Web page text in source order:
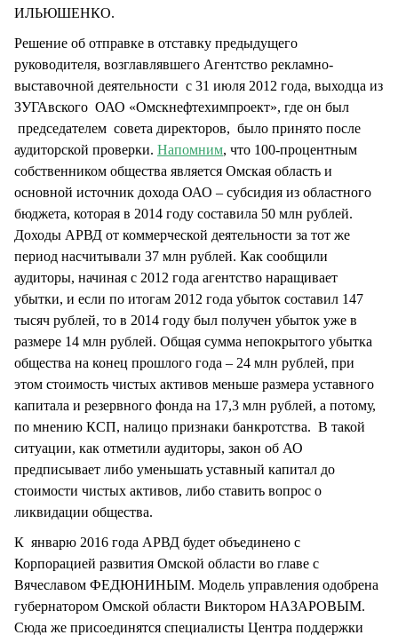
ИЛЬЮШЕНКО.
Решение об отправке в отставку предыдущего
руководителя, возглавлявшего Агентство рекламно-
выставочной деятельности с 31 июля 2012 года, выходца из
ЗУГАвского ОАО «Омскнефтехимпроект», где он был
председателем совета директоров, было принято после
аудиторской проверки. Напомним, что 100-процентным
собственником общества является Омская область и
основной источник дохода ОАО – субсидия из областного
бюджета, которая в 2014 году составила 50 млн рублей.
Доходы АРВД от коммерческой деятельности за тот же
период насчитывали 37 млн рублей. Как сообщили
аудиторы, начиная с 2012 года агентство наращивает
убытки, и если по итогам 2012 года убыток составил 147
тысяч рублей, то в 2014 году был получен убыток уже в
размере 14 млн рублей. Общая сумма непокрытого убытка
общества на конец прошлого года – 24 млн рублей, при
этом стоимость чистых активов меньше размера уставного
капитала и резервного фонда на 17,3 млн рублей, а потому,
по мнению КСП, налицо признаки банкротства. В такой
ситуации, как отметили аудиторы, закон об АО
предписывает либо уменьшать уставный капитал до
стоимости чистых активов, либо ставить вопрос о
ликвидации общества.
К январю 2016 года АРВД будет объединено с
Корпорацией развития Омской области во главе с
Вячеславом ФЕДЮНИНЫМ. Модель управления одобрена
губернатором Омской области Виктором НАЗАРОВЫМ.
Сюда же присоединятся специалисты Центра поддержки